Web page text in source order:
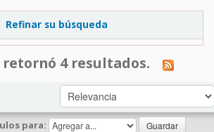
Refinar su búsqueda
retornó 4 resultados.
para: